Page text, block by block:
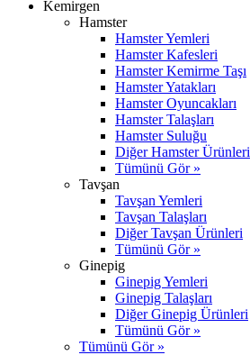
Kemirgen
Hamster
Hamster Yemleri
Hamster Kafesleri
Hamster Kemirme Taşı
Hamster Yatakları
Hamster Oyuncakları
Hamster Talaşları
Hamster Suluğu
Diğer Hamster Ürünleri
Tümünü Gör »
Tavşan
Tavşan Yemleri
Tavşan Talaşları
Diğer Tavşan Ürünleri
Tümünü Gör »
Ginepig
Ginepig Yemleri
Ginepig Talaşları
Diğer Ginepig Ürünleri
Tümünü Gör »
Tümünü Gör »